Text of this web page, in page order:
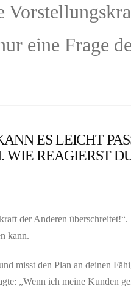
eine Frage
ES LEICHT
REAGIERST
der Anderen
kann.
misst den Plan an deinen
„Wenn ich meine Kunden